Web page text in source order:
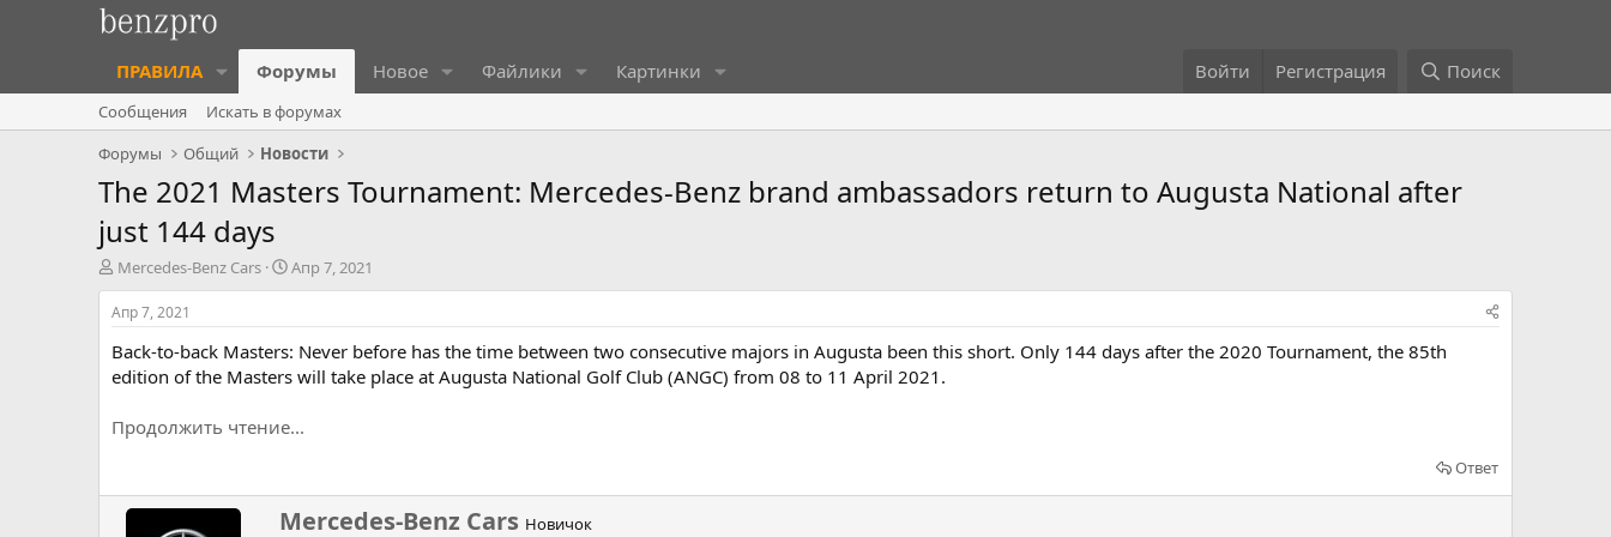
ПРАВИЛА Форумы Новое Файлики Картинки Войти Регистрация Поиск
Сообщения
Искать в форумах
Форумы
Общий Новости
The 2021 Masters Tournament: Mercedes-Benz brand ambassadors return to Augusta National after
just 144 days
А
в
т
о
р
т
м
ы
Mercedes-Benz Cars
Д
а
а
н
а
л
Апр 7, 2021
Апр 7, 2021
Back-to-back Masters: Never before has the time between two consecutive majors in Augusta been this short. Only 144 days after the 2020 Tournament, the 85th
edition of the Masters will take place at Augusta National Golf Club (ANGC) from 08 to 11 April 2021.
Продолжить чтение...
Ответ
Н
Mercedes-Benz Cars Новичок